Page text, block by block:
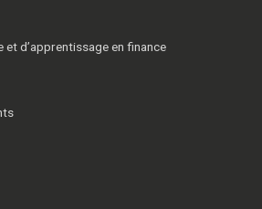
d’apprentissage en finance